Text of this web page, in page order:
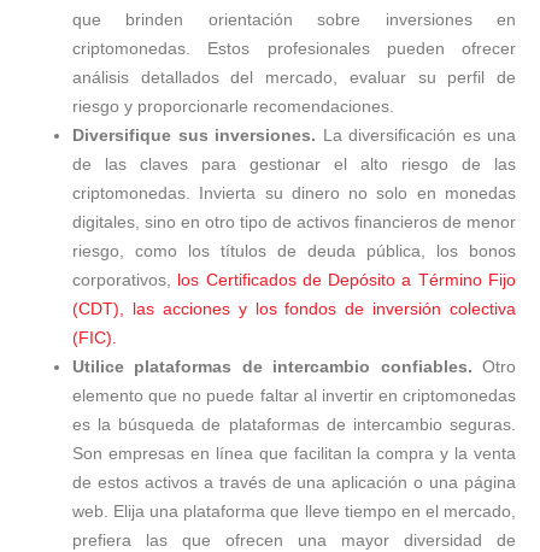
que brinden orientación sobre inversiones en
criptomonedas. Estos profesionales pueden ofrecer
análisis detallados del mercado, evaluar su perfil de
riesgo y proporcionarle recomendaciones.
Diversifique sus inversiones. La diversificación es una
de las claves para gestionar el alto riesgo de las
criptomonedas. Invierta su dinero no solo en monedas
digitales, sino en otro tipo de activos financieros de menor
riesgo, como los títulos de deuda pública, los bonos
corporativos,
los Certificados de Depósito a Término Fijo
(CDT), las acciones y los fondos de inversión colectiva
(FIC).
Utilice plataformas de intercambio confiables. Otro
elemento que no puede faltar al invertir en criptomonedas
es la búsqueda de plataformas de intercambio seguras.
Son empresas en línea que facilitan la compra y la venta
de estos activos a través de una aplicación o una página
web. Elija una plataforma que lleve tiempo en el mercado,
prefiera las que ofrecen una mayor diversidad de